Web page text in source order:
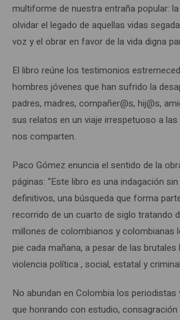
multiforme de nuestra entraña popular:
olvidar el legado de aquellas vidas
voz y el obrar en favor de la vida digna
El libro reúne los testimonios
hombres jóvenes que han sufrido la
padres, madres, compañer@s, hij@s,
sus relatos en un viaje irrespetuoso a
nos comparten.
Paco Gómez enuncia el sentido de la
páginas: “Este libro es una indagación
definitivos, una búsqueda que forma
recorrido de un cuarto de siglo tratando
millones de colombianos y colombianas
pie cada mañana, a pesar de las brutales
violencia política , social, estatal y
No abundan en Colombia los periodistas
que honrando con estudio,